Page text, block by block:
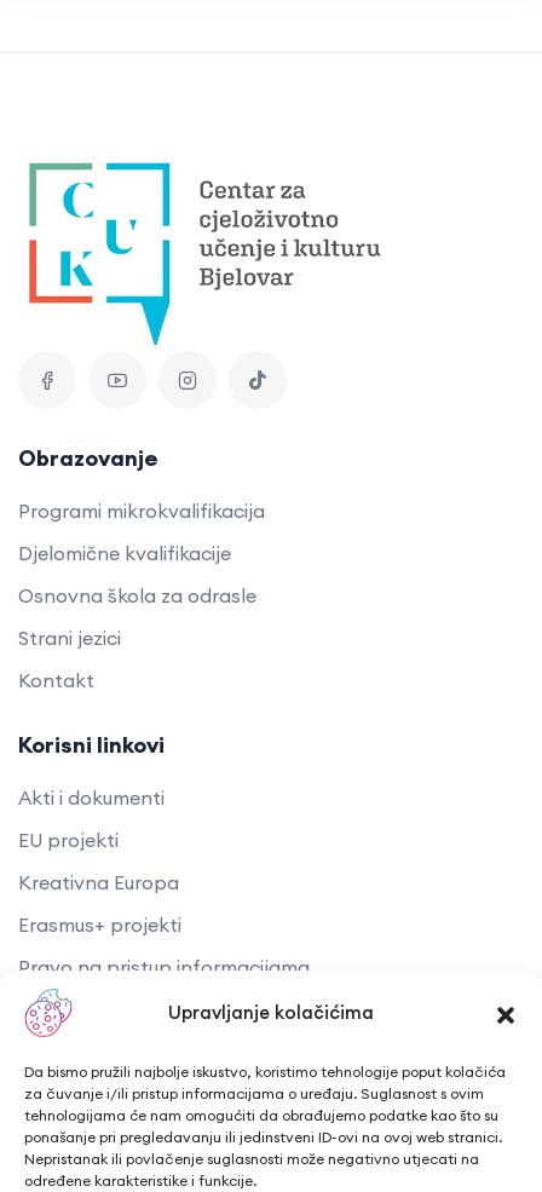
Upravljanje kolačićima
Da bismo pružili najbolje iskustvo, koristimo tehnologije poput kolačića
za čuvanje i/ili pristup informacijama o uređaju. Suglasnost s ovim
tehnologijama će nam omogućiti da obrađujemo podatke kao što su
ponašanje pri pregledavanju ili jedinstveni ID-ovi na ovoj web stranici.
Nepristanak ili povlačenje suglasnosti može negativno utjecati na
određene karakteristike i funkcije.
Obrazovanje
Programi mikrokvalifikacija
Djelomične kvalifikacije
Osnovna škola za odrasle
Strani jezici
Kontakt
Korisni linkovi
Akti i dokumenti
EU projekti
Kreativna Europa
Erasmus+ projekti
​​​​​​​Pravo na pristup informacijama
Arhiva objava
Kontaktirajte nas
Telefon: + 385 43 241 298
Email: info@cuk.hr